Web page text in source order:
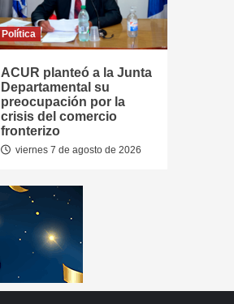
Política
ACUR planteó a la Junta
Departamental su
preocupación por la
crisis del comercio
fronterizo
viernes 7 de agosto de 2026